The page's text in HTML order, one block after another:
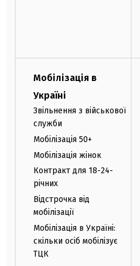
Мобілізація в
Україні
Звільнення з військової
служби
Мобілізація 50+
Мобілізація жінок
Контракт для 18-24-
річних
Відстрочка від
мобілізації
Мобілізація в Україні:
скільки осіб мобілізує
ТЦК